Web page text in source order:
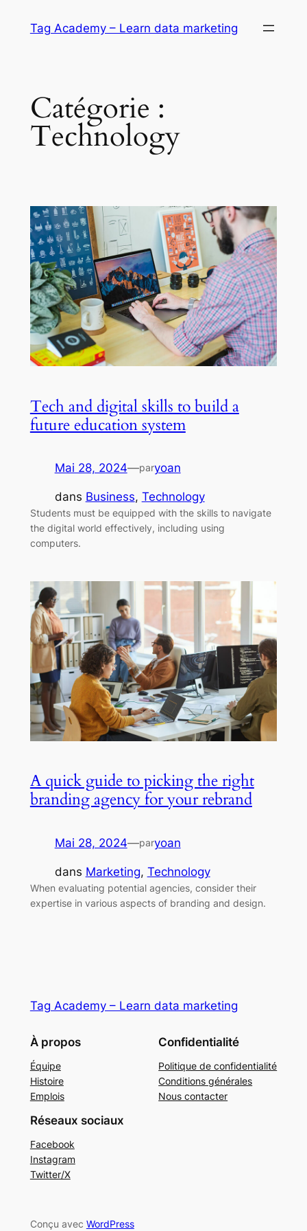
Tag Academy – Learn data marketing
Catégorie :
Technology
Tech and digital skills to build a
future education system
Mai 28, 2024—paryoan
dans Business, Technology
Students must be equipped with the skills to navigate
the digital world effectively, including using
computers.
A quick guide to picking the right
branding agency for your rebrand
Mai 28, 2024—paryoan
dans Marketing, Technology
When evaluating potential agencies, consider their
expertise in various aspects of branding and design.
Tag Academy – Learn data marketing
À propos
Équipe
Histoire
Emplois
Confidentialité
Politique de confidentialité
Conditions générales
Nous contacter
Réseaux sociaux
Facebook
Instagram
Twitter/X
Conçu avec WordPress